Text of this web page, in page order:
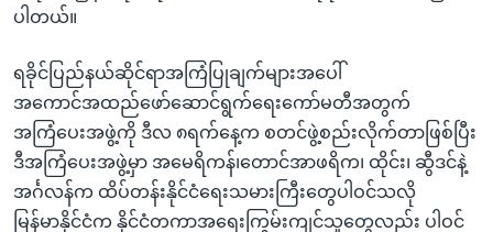
ပါတယ်။
ရခိုင်ပြည်နယ်ဆိုင်ရာအကြံပြုချက်များအပေါ်
အကောင်အထည်ဖော်ဆောင်ရွက်ရေးကော်မတီအတွက်
အကြံပေးအဖွဲ့ကို ဒီလ ၈ရက်နေ့က စတင်ဖွဲ့စည်းလိုက်တာဖြစ်ပြီး
ဒီအကြံပေးအဖွဲ့မှာ အမေရိကန်၊တောင်အာဖရိက၊ ထိုင်း၊ ဆွီဒင်နဲ့
အင်္ဂလန်က ထိပ်တန်းနိုင်ငံရေးသမားကြီးတွေပါဝင်သလို
မြန်မာနိုင်ငံက နိုင်ငံတကာအရေးကြွမ်းကျင်သူတွေလည်း ပါဝင်